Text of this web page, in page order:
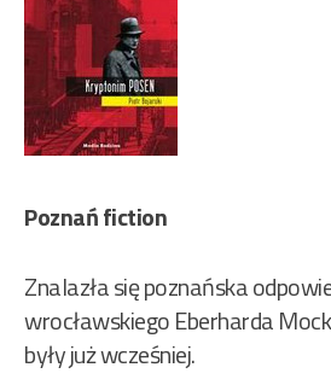
Poznań fiction
Znalazła się poznańska
wrocławskiego Eberharda
były już wcześniej.